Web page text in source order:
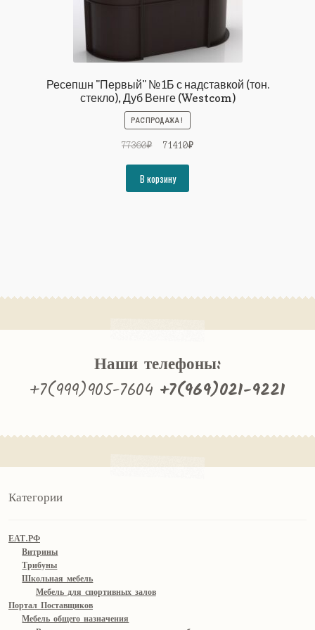
Ресепшн "Первый" №1Б с надставкой (тон.
стекло), Дуб Венге (Westcom)
РАСПРОДАЖА!
77360₽
Первоначальная
составляла
77360₽.
71410₽Текущая
В корзину
Наши телефоны:
+7(999)905-7604 +7(969)021-9221
Категории
ЕАТ.РФ
Витрины
Трибуны
Школьная мебель
Мебель для спортивных залов
Портал Поставщиков
Мебель общего назначения